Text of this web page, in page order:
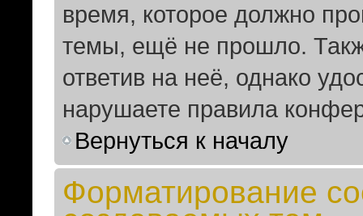
время, которое должно
темы, ещё не прошло.
ответив на неё, однако
нарушаете правила
Вернуться к началу
Форматирование